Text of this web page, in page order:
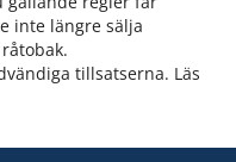
inte längre sälja
tillsatserna. Läs